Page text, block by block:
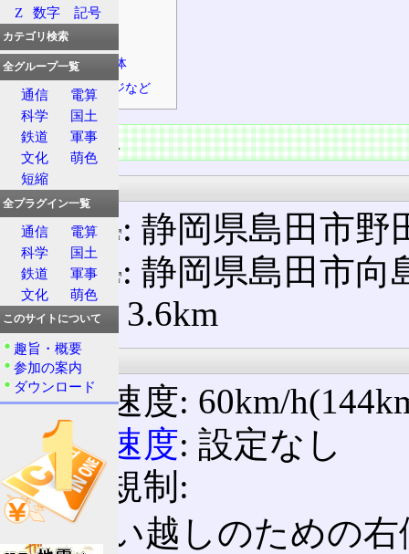
主なトンネル
主な峠
経由する自治体
インターチェンジなど
道路の情報
起点・終点
起点 : 静岡県島田市野
終点
: 静岡県島田市向
延長: 3.6km
規制等
制限速度: 60km/
最低速度: 設定なし
標識規制:
追い越しのための
Z
数字 記号
カテゴリ検索
全グループ一覧
通信
電算
科学
国土
鉄道
軍事
文化
萌色
短縮
全プラグイン一覧
通信
電算
科学
国土
鉄道
軍事
文化
萌色
このサイトについて
趣旨・概要
参加の案内
ダウンロード